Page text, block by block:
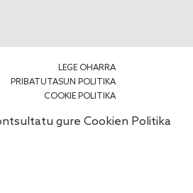
LEGE OHARRA
PRIBATUTASUN POLITIKA
COOKIE POLITIKA
gure Cookien Politika